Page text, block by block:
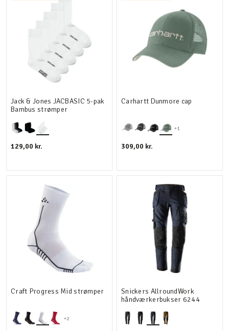
Jack & Jones JACBASIC 5-pak
Bambus strømper
129,00 kr.
+1
Carhartt Dunmore cap
309,00 kr.
+2
Craft Progress Mid strømper
Snickers AllroundWork
håndværkerbukser 6244